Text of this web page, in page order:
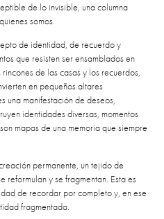
de lo invisible, una columna
somos.
de identidad, de recuerdo y
que resisten ser ensamblados en
de las casas y los recuerdos,
en pequeños altares
una manifestación de deseos,
identidades diversas, momentos
mapas de una memoria que siempre
permanente, un tejido de
reformulan y se fragmentan. Esta es
de recordar por completo y, en ese
fragmentada.